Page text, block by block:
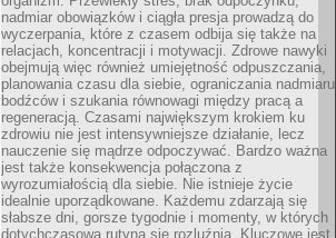
nadmiar obowiązków i ciągła presja prowadzą do
wyczerpania, które z czasem odbija się także na
relacjach, koncentracji i motywacji. Zdrowe nawyki
obejmują więc również umiejętność odpuszczania,
planowania czasu dla siebie, ograniczania nadmiaru
bodźców i szukania równowagi między pracą a
regeneracją. Czasami największym krokiem ku
zdrowiu nie jest intensywniejsze działanie, lecz
nauczenie się mądrze odpoczywać. Bardzo ważna
jest także konsekwencja połączona z
wyrozumiałością dla siebie. Nie istnieje życie
idealnie uporządkowane. Każdemu zdarzają się
słabsze dni, gorsze tygodnie i momenty, w których
dotychczasowa rutyna się rozluźnia. Kluczowe jest